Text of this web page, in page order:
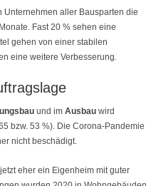
aller Bausparten die
Fast 20 % sehen eine
gehen von einer stabilen
eine weitere Verbesserung.
und im Ausbauwird
bzw. 53 %). Die Corona-Pandemie
nicht beschädigt.
eher ein Eigenheim mit guter